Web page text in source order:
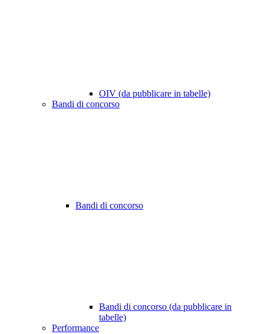
OIV (da pubblicare in tabelle)
Bandi di concorso
Bandi di concorso
Bandi di concorso (da pubblicare in
tabelle)
Performance